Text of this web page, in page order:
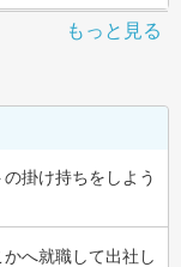
もっと見る
掛け持ちをしよう
へ就職して出社し